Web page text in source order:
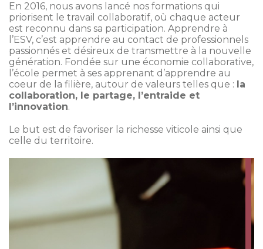
En 2016, nous avons lancé nos formations qui
priorisent le travail collaboratif, où chaque acteur
est reconnu dans sa participation. Apprendre à
l’ESV, c’est apprendre au contact de professionnels
passionnés et désireux de transmettre à la nouvelle
génération. Fondée sur une économie collaborative,
l’école permet à ses apprenant d’apprendre au
coeur de la filière, autour de valeurs telles que : la
collaboration, le partage, l’entraide et
l’innovation.
Le but est de favoriser la richesse viticole ainsi que
celle du territoire.